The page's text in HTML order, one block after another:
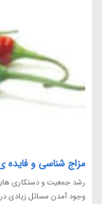
مزاج شناسی و فایده
رشد جمعیت و دستکاری
وجود آمدن مسائل زیادی